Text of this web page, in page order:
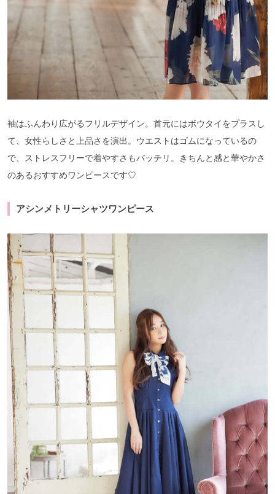
袖はふんわり広がるフリルデザイン。首元にはボウタイをプラスし
て、女性らしさと上品さを演出。ウエストはゴムになっているの
で、ストレスフリーで着やすさもバッチリ。きちんと感と華やかさ
のあるおすすめワンピースです♡
アシンメトリーシャツワンピース